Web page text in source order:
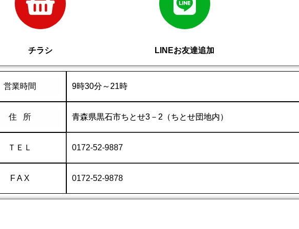
チラシ LINEお友達追加
営業時間 9時30分～21時
住 所 青森県黒石市ちとせ3－2（ちとせ団地内）
ＴＥＬ 0172-52-9887
F A X 0172-52-9878